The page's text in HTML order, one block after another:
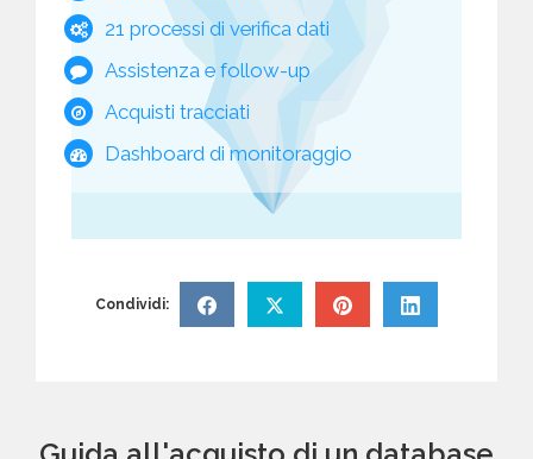
21 processi di verifica dati
Assistenza e follow-up
Acquisti tracciati
Dashboard di monitoraggio
Condividi: